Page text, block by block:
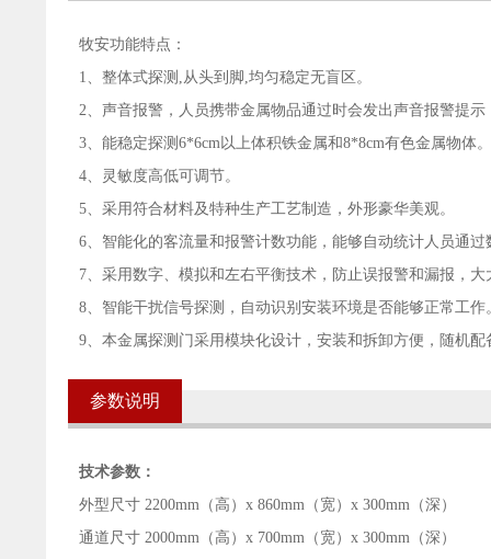
牧安功能特点：
1、整体式探测,从头到脚,均匀稳定无盲区。
2、声音报警，人员携带金属物品通过时会发出声音报警提示
3、能稳定探测6*6cm以上体积铁金属和8*8cm有色金属物体。
4、灵敏度高低可调节。
5、采用符合材料及特种生产工艺制造，外形豪华美观。
6、智能化的客流量和报警计数功能，能够自动统计人员通过
7、采用数字、模拟和左右平衡技术，防止误报警和漏报，
8、智能干扰信号探测，自动识别安装环境是否能够正常工作
9、本金属探测门采用模块化设计，安装和拆卸方便，随机
参数说明
技术参数：
外型尺寸 2200mm（高）x 860mm（宽）x 300mm（深）
通道尺寸 2000mm（高）x 700mm（宽）x 300mm（深）